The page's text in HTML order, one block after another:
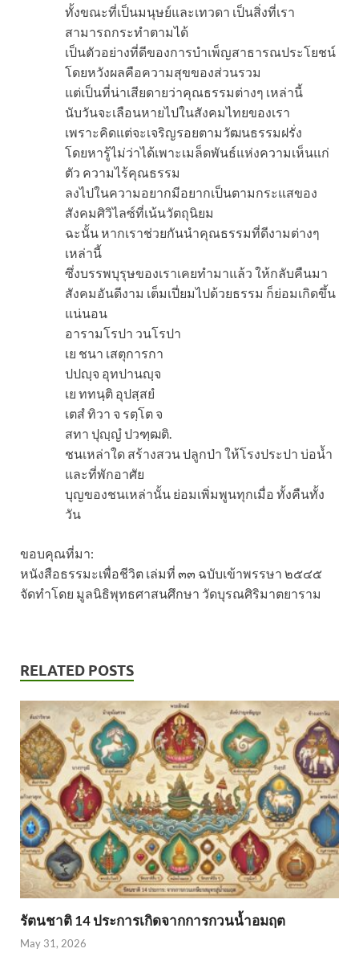
ทั้งขณะที่เป็นมนุษย์และเทวดา เป็นสิ่งที่เรา
สามารถกระทำตามได้
เป็นตัวอย่างที่ดีของการบำเพ็ญสาธารณประโยชน์
โดยหวังผลคือความสุขของส่วนรวม
แต่เป็นที่น่าเสียดายว่าคุณธรรมต่างๆ เหล่านี้
นับวันจะเลือนหายไปในสังคมไทยของเรา
เพราะคิดแต่จะเจริญรอยตามวัฒนธรรมฝรั่ง
โดยหารู้ไม่ว่าได้เพาะเมล็ดพันธ์แห่งความเห็นแก่
ตัว ความไร้คุณธรรม
ลงไปในความอยากมีอยากเป็นตามกระแสของ
สังคมศิวิไลซ์ที่เน้นวัตถุนิยม
ฉะนั้น หากเราช่วยกันนำคุณธรรมที่ดีงามต่างๆ
เหล่านี้
ซึ่งบรรพบุรุษของเราเคยทำมาแล้ว ให้กลับคืนมา
สังคมอันดีงาม เต็มเปี่ยมไปด้วยธรรม ก็ย่อมเกิดขึ้น
แน่นอน
อารามโรปา วนโรปา
เย ชนา เสตุการกา
ปปญฺจ อุทปานญฺจ
เย ททนฺติ อุปสฺสยํ
เตสํ ทิวา จ รตฺโต จ
สทา ปุญฺญํ ปวฑฺฒติ.
ชนเหล่าใด สร้างสวน ปลูกป่า ให้โรงประปา บ่อน้ำ
และที่พักอาศัย
บุญของชนเหล่านั้น ย่อมเพิ่มพูนทุกเมื่อ ทั้งคืนทั้ง
วัน
ขอบคุณที่มา:
หนังสือธรรมะเพื่อชีวิต เล่มที่ ๓๓ ฉบับเข้าพรรษา ๒๕๔๕
จัดทำโดย มูลนิธิพุทธศาสนศึกษา วัดบุรณศิริมาตยาราม
RELATED POSTS
รัตนชาติ 14 ประการเกิดจากการกวนน้ำอมฤต
May 31, 2026